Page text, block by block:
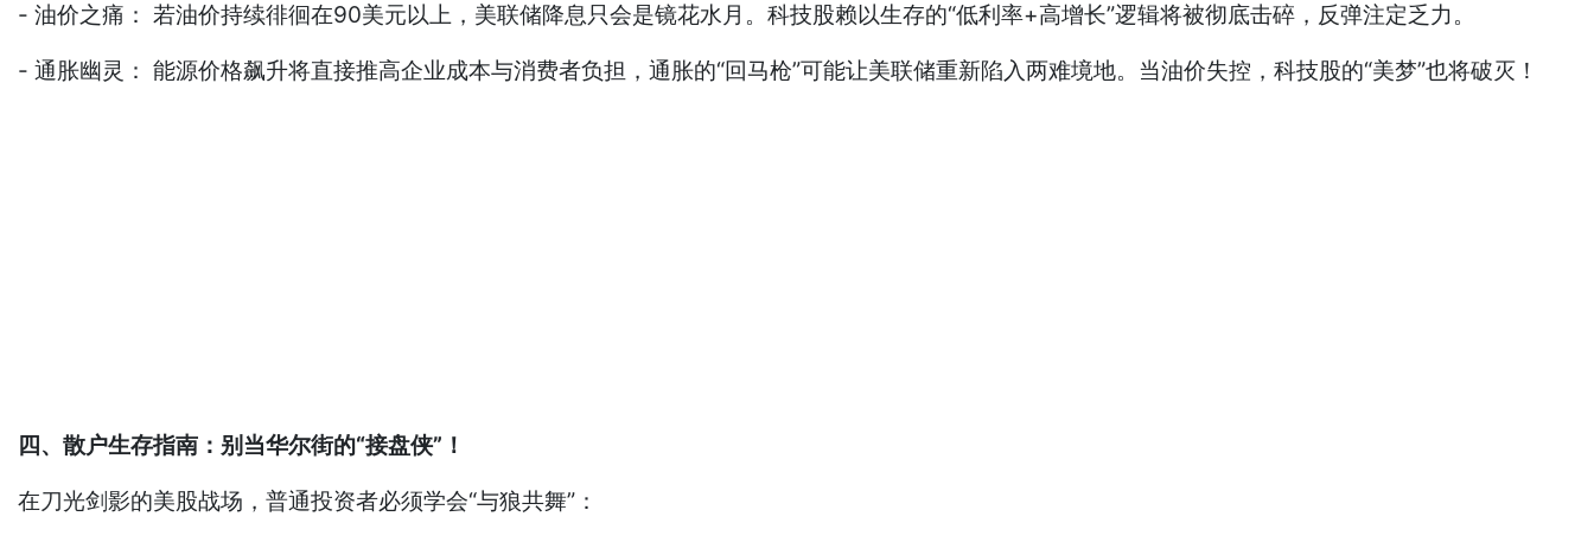
- 油价之痛： 若油价持续徘徊在90美元以上，美联储降息只会是镜花水月。科技股赖以生存的“低利率+高增长”逻辑将被彻底击碎，反弹注定乏力。
- 通胀幽灵： 能源价格飙升将直接推高企业成本与消费者负担，通胀的“回马枪”可能让美联储重新陷入两难境地。当油价失控，科技股的“美梦”也将破灭！
四、散户生存指南：别当华尔街的“接盘侠”！
在刀光剑影的美股战场，普通投资者必须学会“与狼共舞”：